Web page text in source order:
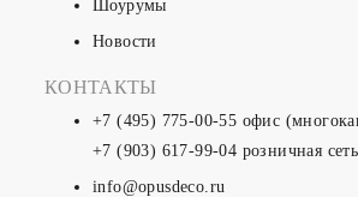
Шоурумы
Новости
КОНТАКТЫ
+7 (495) 775-00-55 офис
+7 (903) 617-99-04 розничная
info@opusdeco.ru